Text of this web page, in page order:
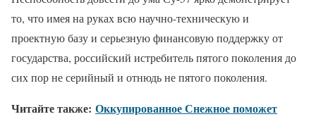
то, что имея на руках всю научно-техническую и
проектную базу и серьезную финансовую поддержку от
государства, российский истребитель пятого поколения до
сих пор не серийный и отнюдь не пятого поколения.
Читайте также: Оккупированное Снежное поможет